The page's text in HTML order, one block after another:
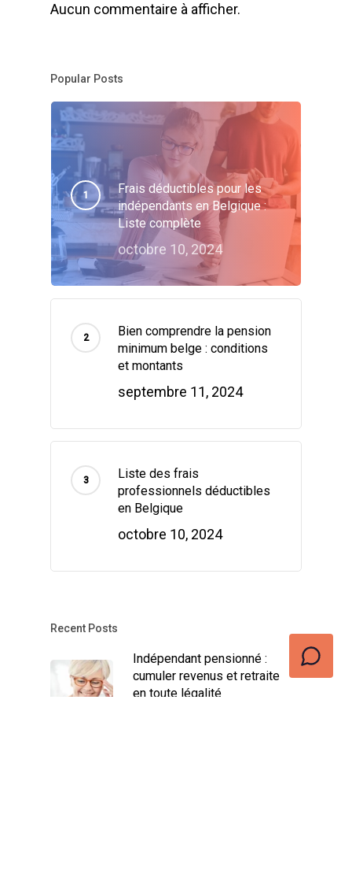
Aucun commentaire à afficher.
Popular Posts
Frais déductibles pour les
indépendants en Belgique :
Liste complète
octobre 10, 2024
Bien comprendre la pension
minimum belge : conditions
et montants
septembre 11, 2024
Liste des frais
professionnels déductibles
en Belgique
octobre 10, 2024
Recent Posts
Indépendant pensionné :
cumuler revenus et retraite
en toute légalité